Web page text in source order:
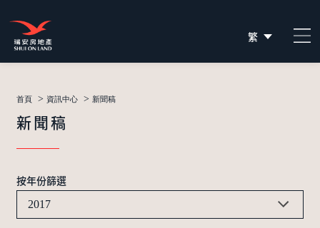
繁
简
首頁 > 資訊中心 > 新聞稿
新聞稿
按年份篩選
2017